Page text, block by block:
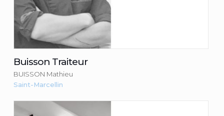
Buisson Traiteur
BUISSON Mathieu
Saint-Marcellin